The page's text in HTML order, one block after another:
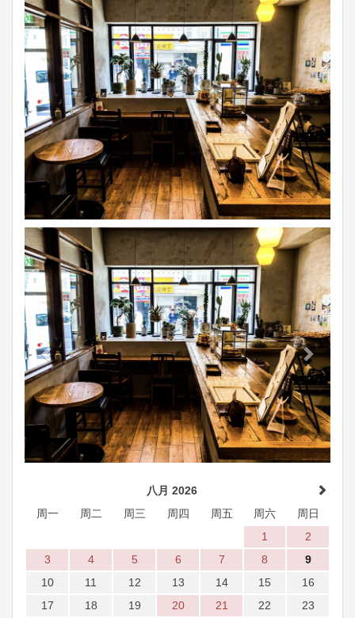
Previous Next
八月 2026
周一
周二 周三 周四 周五 周六
周日
1
2
3
4 5 6 7 8
9
10
11 12 13 14 15
16
17
18 19 20 21 22
23